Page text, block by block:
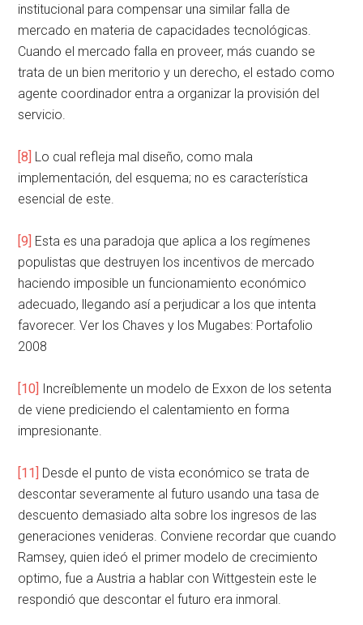
institucional para compensar una similar falla de
mercado en materia de capacidades tecnológicas.
Cuando el mercado falla en proveer, más cuando se
trata de un bien meritorio y un derecho, el estado como
agente coordinador entra a organizar la provisión del
servicio.
[8] Lo cual refleja mal diseño, como mala
implementación, del esquema; no es característica
esencial de este.
[9] Esta es una paradoja que aplica a los regímenes
populistas que destruyen los incentivos de mercado
haciendo imposible un funcionamiento económico
adecuado, llegando así a perjudicar a los que intenta
favorecer. Ver los Chaves y los Mugabes: Portafolio
2008
[10] Increíblemente un modelo de Exxon de los setenta
de viene prediciendo el calentamiento en forma
impresionante.
[11] Desde el punto de vista económico se trata de
descontar severamente al futuro usando una tasa de
descuento demasiado alta sobre los ingresos de las
generaciones venideras. Conviene recordar que cuando
Ramsey, quien ideó el primer modelo de crecimiento
optimo, fue a Austria a hablar con Wittgestein este le
respondió que descontar el futuro era inmoral.